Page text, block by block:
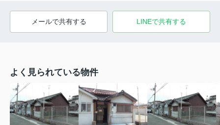
メールで共有する LINEで共有する
よく見られている物件